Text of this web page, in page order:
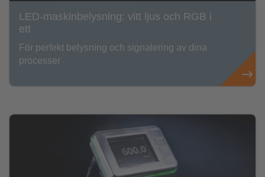
LED-maskinbelysning: vitt ljus och RGB i
ett
För perfekt belysning och signalering av dina
processer